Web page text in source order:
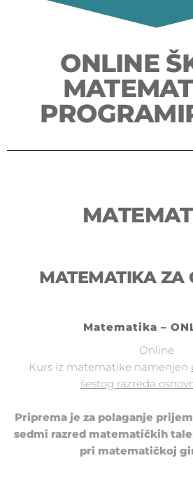
ONLINE
MATEMATIKA ZA
Matematika –
Online
Kurs iz matematike namenjen
šestog razreda
Priprema je za polaganje
sedmi razred matematičkih
pri matematičkoj